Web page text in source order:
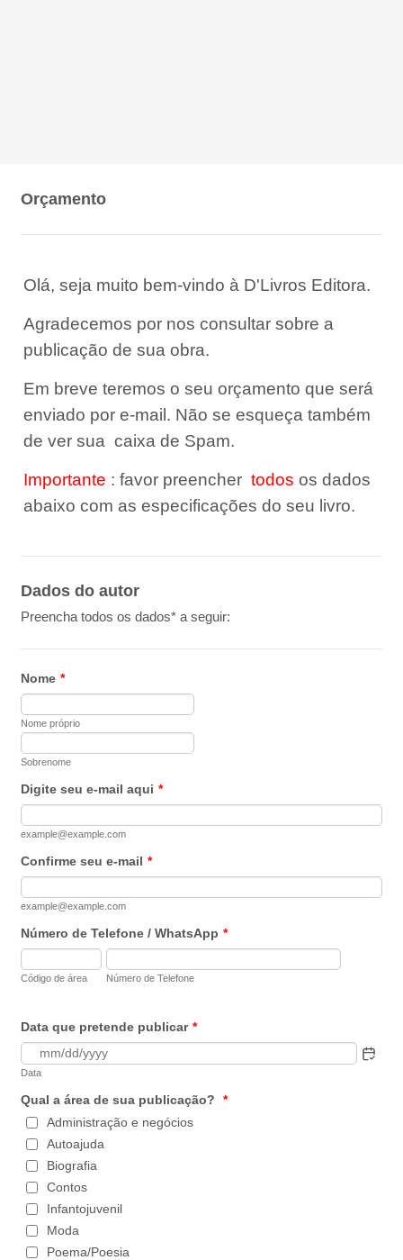
Orçamento
Olá, seja muito bem-vindo à D'Livros Editora.
Agradecemos por nos consultar sobre a
publicação de sua obra.
Em breve teremos o seu orçamento que será
enviado por e-mail. Não se esqueça também
de ver suacaixa de Spam.
Importante : favor preenchertodos os dados
abaixo com as especificações do seu livro.
Dados do autor
Preencha todos os dados* a seguir:
Nome *
Nome próprio
Sobrenome
Digite seu e-mail aqui *
example@example.com
Confirme seu e-mail *
example@example.com
Número de Telefone / WhatsApp *
Código de área Número de Telefone
Data que pretende publicar *
Data
Qual a área de sua publicação?
*
Administração e negócios
Autoajuda
Biografia
Contos
Infantojuvenil
Moda
Poema/Poesia